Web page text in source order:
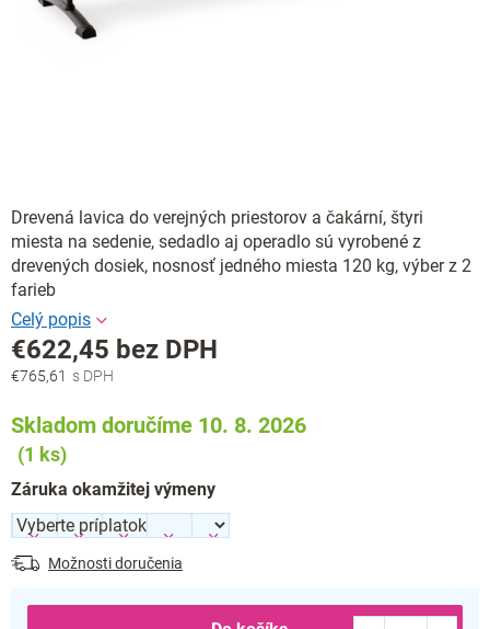
Drevená lavica do verejných priestorov a čakární, štyri
miesta na sedenie, sedadlo aj operadlo sú vyrobené z
drevených dosiek, nosnosť jedného miesta 120 kg, výber z 2
farieb
€765,61
€622,45 bez DPH
Jednotková
Skladom doručíme 10. 8. 2026
(1 ks)
Záruka okamžitej výmeny
Možnosti doručenia